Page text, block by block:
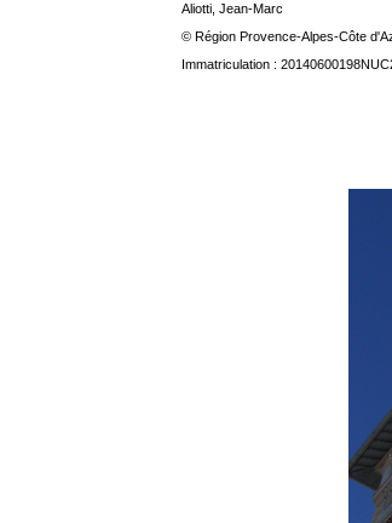
Aliotti, Jean-Marc
© Région Provence-Alpes-Côte
Immatriculation :